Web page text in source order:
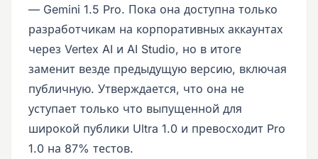
— Gemini 1.5 Pro. Пока она доступна только
разработчикам на корпоративных аккаунтах
через Vertex AI и AI Studio, но в итоге
заменит везде предыдущую версию, включая
публичную. Утверждается, что она не
уступает только что выпущенной для
широкой публики Ultra 1.0 и превосходит Pro
1.0 на 87% тестов.